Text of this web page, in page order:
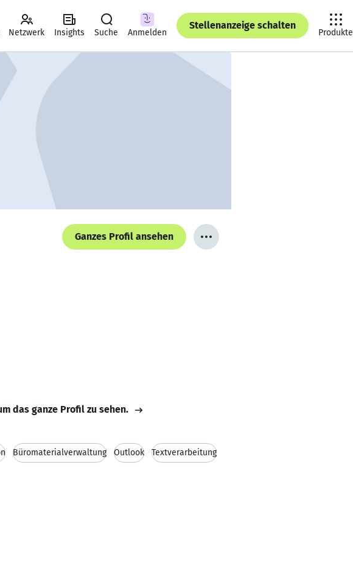
Netzwerk Insights Suche Anmelden
Stellenanzeige schalten
Produkte
Ganzes Profil ansehen
das ganze Profil zu sehen.
Büromaterialverwaltung Outlook Textverarbeitung